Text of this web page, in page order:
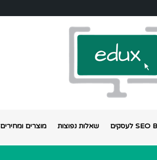
שאלות נפוצות מוצרים ומחירים